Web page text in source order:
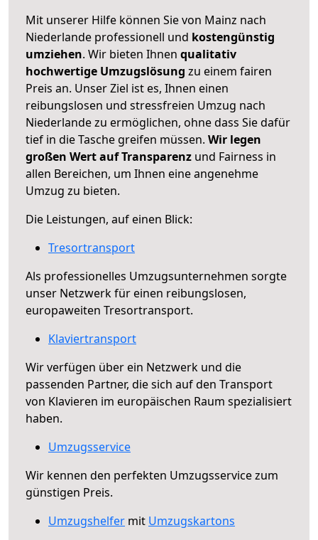
Mit unserer Hilfe können Sie von Mainz nach
Niederlande professionell und kostengünstig
umziehen. Wir bieten Ihnen qualitativ
hochwertige Umzugslösung zu einem fairen
Preis an. Unser Ziel ist es, Ihnen einen
reibungslosen und stressfreien Umzug nach
Niederlande zu ermöglichen, ohne dass Sie dafür
tief in die Tasche greifen müssen. Wir legen
großen Wert auf Transparenz und Fairness in
allen Bereichen, um Ihnen eine angenehme
Umzug zu bieten.
Die Leistungen, auf einen Blick:
Tresortransport
Als professionelles Umzugsunternehmen sorgte
unser Netzwerk für einen reibungslosen,
europaweiten Tresortransport.
Klaviertransport
Wir verfügen über ein Netzwerk und die
passenden Partner, die sich auf den Transport
von Klavieren im europäischen Raum spezialisiert
haben.
Umzugsservice
Wir kennen den perfekten Umzugsservice zum
günstigen Preis.
Umzugshelfer mit Umzugskartons